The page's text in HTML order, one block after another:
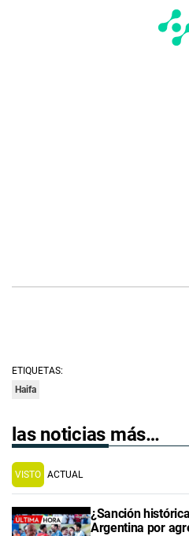
ETIQUETAS:
Haifa
las noticias más…
VISTO ACTUAL
¿Sanción
Argentina por